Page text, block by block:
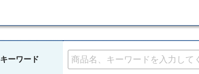
キーワード